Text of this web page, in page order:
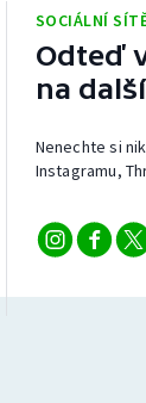
SOCIÁLNÍ
Odteď
na
Nenechte si
Instagramu,